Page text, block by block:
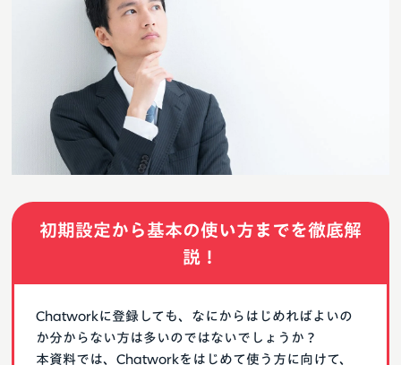
初期設定から基本の使い方までを徹底解
説！
Chatworkに登録しても、なにからはじめればよいの
か分からない方は多いのではないでしょうか？
本資料では、Chatworkをはじめて使う方に向けて、